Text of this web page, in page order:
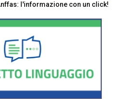
l'informazione con un click!